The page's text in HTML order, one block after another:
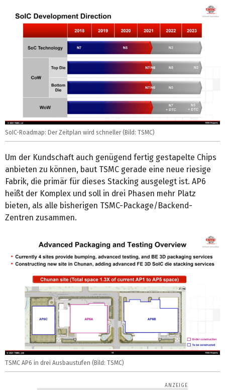
SoIC-Roadmap: Der Zeitplan wird schneller (Bild: TSMC)
Um der Kundschaft auch genügend fertig gestapelte Chips
anbieten zu können, baut TSMC gerade eine neue riesige
Fabrik, die primär für dieses Stacking ausgelegt ist. AP6
heißt der Komplex und soll in drei Phasen mehr Platz
bieten, als alle bisherigen TSMC-Package/Backend-
Zentren zusammen.
TSMC AP6 in drei Ausbaustufen (Bild: TSMC)